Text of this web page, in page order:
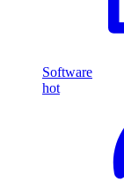
Software
hot